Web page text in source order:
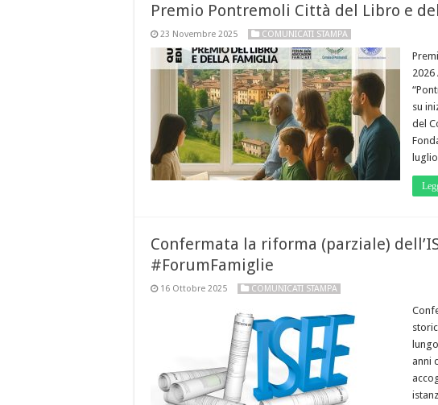
Premio Pontremoli Città del Libro e
23 Novembre 2025 COMUNICATI STAMPA
su
del
Confermata la riforma (parziale)
#ForumFamiglie
16 Ottobre 2025 COMUNICATI STAMPA
anni